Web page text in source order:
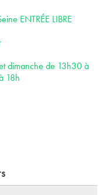
ENTRÉE LIBRE
dimanche de 13h30 à
18h